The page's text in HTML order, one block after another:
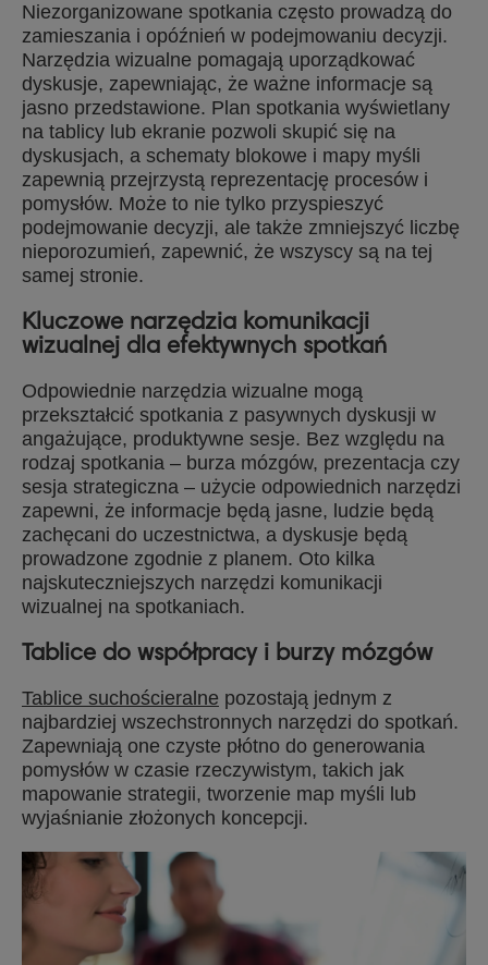
Niezorganizowane spotkania często prowadzą do
zamieszania i opóźnień w podejmowaniu decyzji.
Narzędzia wizualne pomagają uporządkować
dyskusje, zapewniając, że ważne informacje są
jasno przedstawione. Plan spotkania wyświetlany
na tablicy lub ekranie pozwoli skupić się na
dyskusjach, a schematy blokowe i mapy myśli
zapewnią przejrzystą reprezentację procesów i
pomysłów. Może to nie tylko przyspieszyć
podejmowanie decyzji, ale także zmniejszyć liczbę
nieporozumień, zapewnić, że wszyscy są na tej
samej stronie.
Kluczowe narzędzia komunikacji
wizualnej dla efektywnych spotkań
Odpowiednie narzędzia wizualne mogą
przekształcić spotkania z pasywnych dyskusji w
angażujące, produktywne sesje. Bez względu na
rodzaj spotkania – burza mózgów, prezentacja czy
sesja strategiczna – użycie odpowiednich narzędzi
zapewni, że informacje będą jasne, ludzie będą
zachęcani do uczestnictwa, a dyskusje będą
prowadzone zgodnie z planem. Oto kilka
najskuteczniejszych narzędzi komunikacji
wizualnej na spotkaniach.
Tablice do współpracy i burzy mózgów
Tablice suchościeralne pozostają jednym z
najbardziej wszechstronnych narzędzi do spotkań.
Zapewniają one czyste płótno do generowania
pomysłów w czasie rzeczywistym, takich jak
mapowanie strategii, tworzenie map myśli lub
wyjaśnianie złożonych koncepcji.